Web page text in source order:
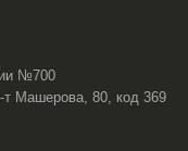
№700
Машерова, 80, код 369